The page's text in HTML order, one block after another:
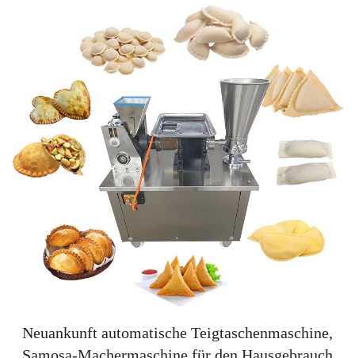
Neuankunft automatische Teigtaschenmaschine,
Samosa-Machermaschine für den Hausgebrauch